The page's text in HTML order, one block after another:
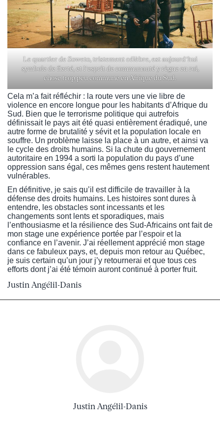
Le quartier de Soweto, tristement célèbre, est aujourd’hui
symbole de fierté, et l’esprit de communauté y règne en roi,
chose trop peu commune en Afrique du Sud.
Cela m’a fait réfléchir : la route vers une vie libre de
violence en encore longue pour les habitants d’Afrique du
Sud. Bien que le terrorisme politique qui autrefois
définissait le pays ait été quasi entièrement éradiqué, une
autre forme de brutalité y sévit et la population locale en
souffre. Un problème laisse la place à un autre, et ainsi va
le cycle des droits humains. Si la chute du gouvernement
autoritaire en 1994 a sorti la population du pays d’une
oppression sans égal, ces mêmes gens restent hautement
vulnérables.
En définitive, je sais qu’il est difficile de travailler à la
défense des droits humains. Les histoires sont dures à
entendre, les obstacles sont incessants et les
changements sont lents et sporadiques, mais
l’enthousiasme et la résilience des Sud-Africains ont fait de
mon stage une expérience portée par l’espoir et la
confiance en l’avenir. J’ai réellement apprécié mon stage
dans ce fabuleux pays, et, depuis mon retour au Québec,
je suis certain qu’un jour j’y retournerai et que tous ces
efforts dont j’ai été témoin auront continué à porter fruit.
Justin Angélil-Danis
Justin Angélil-Danis